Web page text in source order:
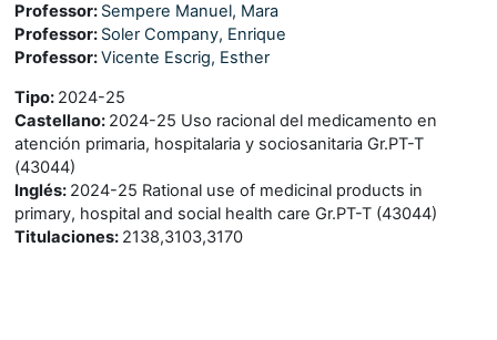
Professor: Sempere Manuel, Mara
Professor: Soler Company, Enrique
Professor:Vicente Escrig, Esther
Tipo: 2024-25
Castellano: 2024-25 Uso racional del medicamento en
atención primaria, hospitalaria y sociosanitaria Gr.PT-T
(43044)
Inglés: 2024-25 Rational use of medicinal products in
primary, hospital and social health care Gr.PT-T (43044)
Titulaciones: 2138,3103,3170